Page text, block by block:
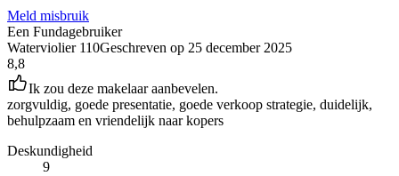
Meld misbruik
Een Fundagebruiker
Waterviolier 110Geschreven op 25 december 2025
8,8
Ik zou deze makelaar aanbevelen.
zorgvuldig, goede presentatie, goede verkoop strategie, duidelijk,
behulpzaam en vriendelijk naar kopers
Deskundigheid
9